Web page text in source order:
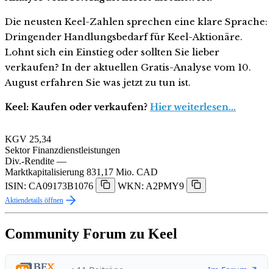
Die neusten Keel-Zahlen sprechen eine klare Sprache:
Dringender Handlungsbedarf für Keel-Aktionäre.
Lohnt sich ein Einstieg oder sollten Sie lieber
verkaufen? In der aktuellen Gratis-Analyse vom 10.
August erfahren Sie was jetzt zu tun ist.
Keel: Kaufen oder verkaufen? Hier weiterlesen...
KGV 25,34
Sektor Finanzdienstleistungen
Div.-Rendite —
Marktkapitalisierung 831,17 Mio. CAD
ISIN: CA09173B1076
WKN: A2PMY9
Aktiendetails öffnen
Community Forum zu Keel